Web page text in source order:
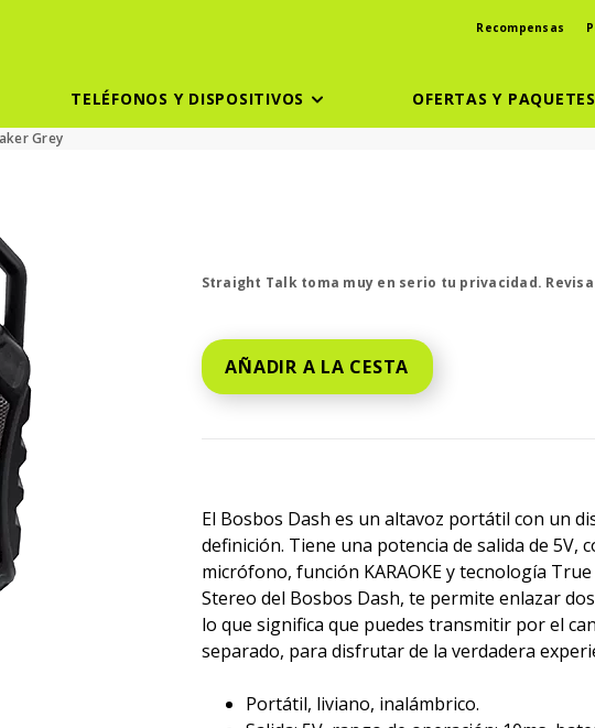
Recompensas
TELÉFONOS Y DISPOSITIVOS OFERTAS Y PAQUETES
Grey
Straight Talk toma muy en serio tu privacidad.
AÑADIR A LA CESTA
El Bosbos Dash es un altavoz portátil con un
definición. Tiene una potencia de salida de 5V,
micrófono, función KARAOKE y tecnología
Stereo del Bosbos Dash, te permite enlazar
lo que significa que puedes transmitir por el
separado, para disfrutar de la verdadera
Portátil, liviano, inalámbrico.